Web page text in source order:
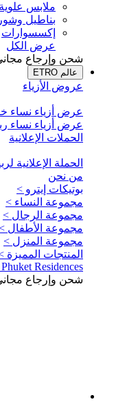
ملابس علوية
بناطيل
إكسسوارات
عرض الكل
شحن وإرجاع
عالم ETRO
عروض الأزياء
عرض أزياء نساء
عرض أزياء نساء
الحملات الإعلانية
الحملة الإعلانية
من نحن
بوتيكات إيترو >
مجموعة النساء >
مجموعة الرجال >
مجموعة الأطفال
مجموعة المنزل >
المنتجات المميزة
Residences >
شحن وإرجاع